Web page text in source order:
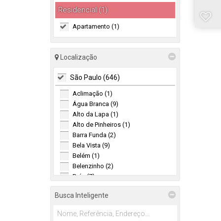
Residencial (1)
Apartamento (1)
Localização
São Paulo (646)
Aclimação (1)
Água Branca (9)
Alto da Lapa (1)
Alto de Pinheiros (1)
Barra Funda (2)
Bela Vista (9)
Belém (1)
Belenzinho (2)
Brás (7)
Brooklin (1)
Brooklin Novo (2)
Butantã (57)
Busca Inteligente